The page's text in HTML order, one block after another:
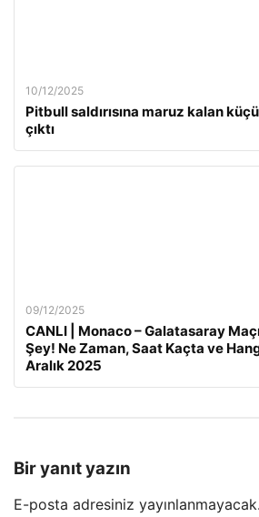
10/12/2025
Pitbull saldırısına maruz kalan
çıktı
09/12/2025
CANLI | Monaco – Galatasaray
Şey! Ne Zaman, Saat Kaçta ve
Aralık 2025
Bir yanıt yazın
E-posta adresiniz yayınlanmayacak.